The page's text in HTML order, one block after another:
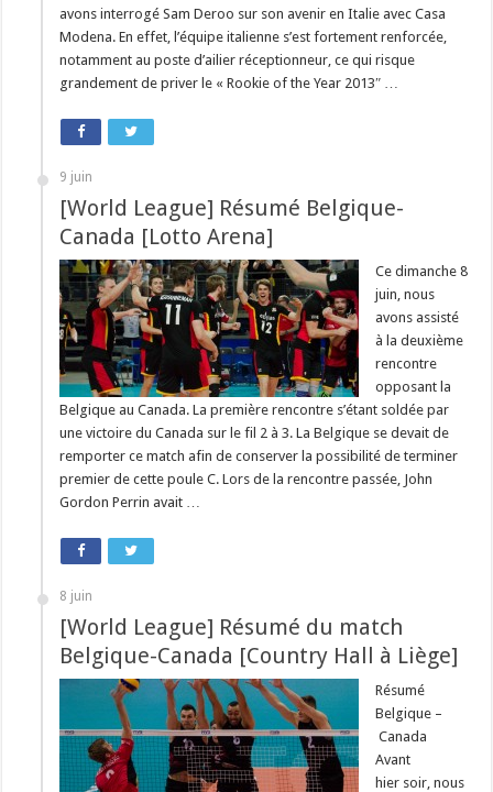
avons interrogé Sam Deroo sur son avenir en Italie avec Casa
Modena. En effet, l’équipe italienne s’est fortement renforcée,
notamment au poste d’ailier réceptionneur, ce qui risque
grandement de priver le « Rookie of the Year 2013″ …
9 juin
[World League] Résumé Belgique-
Canada [Lotto Arena]
Ce dimanche 8
juin, nous
avons assisté
à la deuxième
rencontre
opposant la
Belgique au Canada. La première rencontre s’étant soldée par
une victoire du Canada sur le fil 2 à 3. La Belgique se devait de
remporter ce match afin de conserver la possibilité de terminer
premier de cette poule C. Lors de la rencontre passée, John
Gordon Perrin avait …
8 juin
[World League] Résumé du match
Belgique-Canada [Country Hall à Liège]
Résumé
Belgique –
Canada
Avant
hier soir, nous